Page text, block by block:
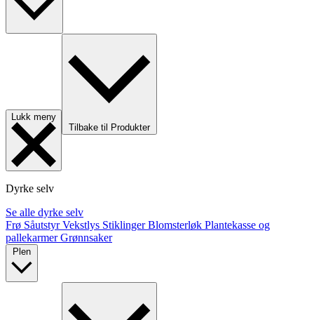
Lukk meny
Tilbake til Produkter
Dyrke selv
Se alle dyrke selv
Frø SåutstyrVekstlys StiklingerBlomsterløk Plantekasse og
pallekarmerGrønnsaker